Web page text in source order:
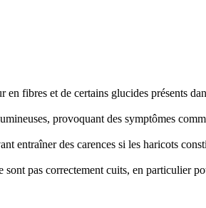
fibres et de certains glucides présents
provoquant des symptômes
entraîner des carences si les haricots
pas correctement cuits, en particulier